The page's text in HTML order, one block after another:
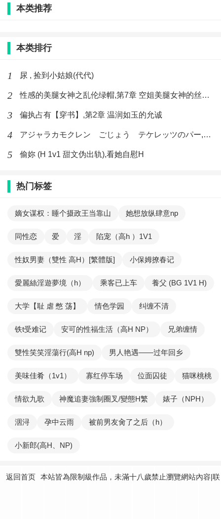
本类推荐
本类排行
1 尿 , 捡到小姑娘(代代)
2 性感的美腿女神之乱伦绿帽,第7章 空姐美腿女神的丝袜足交
3 偏执占有【穿书】,第2章 温润如玉的允诚
4 アジャラカモクレン ごじょう テケレッツのパー,【No. 42 Rube Goldberg Machine】十四
5 偷妳 (H 1v1 甜文伪出轨),看她自慰H
热门标签
嫡女谋权：睡个摄政王当靠山 她想放纵肆意np
同性恋 爱 淫 陷宠（高h ）1V1
性奴男妻（雙性 高H）[繁體版] 小保姆撩春记
愛麗絲淫遊夢境（h） 乘客已上车 養父 (BG 1V1 H)
大学【耻 虐 憋 荡】 情色学园 纠缠不清
铁t受难记 安可的性福生活（高H NP） 兄弟缠情
雙性笑笑淫蕩行(高H np) 男人艳遇——过年回乡
美味佳肴（1v1） 寡红停车场 位面囚徒 猫咪桃桃
情欲九歌 神魔追妻強制圈叉/變態H繁 婊子（NPH）
洇浔 孕中云雨 被前男友肏了之后（h）
小新郎(高H、NP)
返回首页 本站皆為限制級作品，未滿十八歲禁止瀏覽網站內容|联